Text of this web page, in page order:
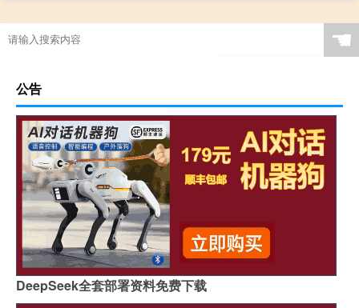
☚
公告
DeepSeek全套部署资料免费下载